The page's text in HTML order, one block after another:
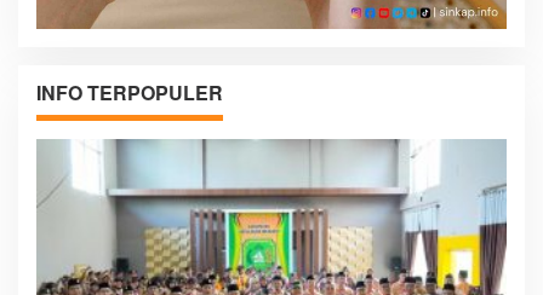
INFO TERPOPULER